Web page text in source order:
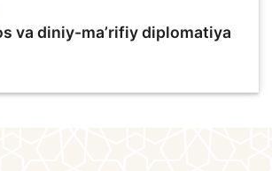
va diniy-ma’rifiy diplomatiya